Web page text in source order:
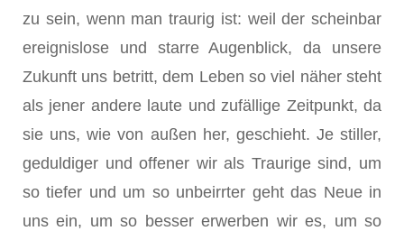
zu sein, wenn man traurig ist: weil der scheinbar
ereignislose und starre Augenblick, da unsere
Zukunft uns betritt, dem Leben so viel näher steht
als jener andere laute und zufällige Zeitpunkt, da
sie uns, wie von außen her, geschieht. Je stiller,
geduldiger und offener wir als Traurige sind, um
so tiefer und um so unbeirrter geht das Neue in
uns ein, um so besser erwerben wir es, um so